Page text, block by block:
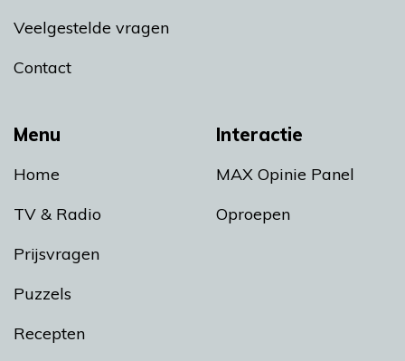
Menu
Home
TV & Radio
Prijsvragen
Puzzels
Recepten
Interactie
MAX Opinie Panel
Oproepen
Veelgestelde vragen
Contact